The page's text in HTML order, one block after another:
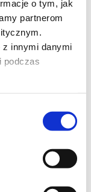
o tym, jak
partnerom
z innymi danymi
podczas
lub